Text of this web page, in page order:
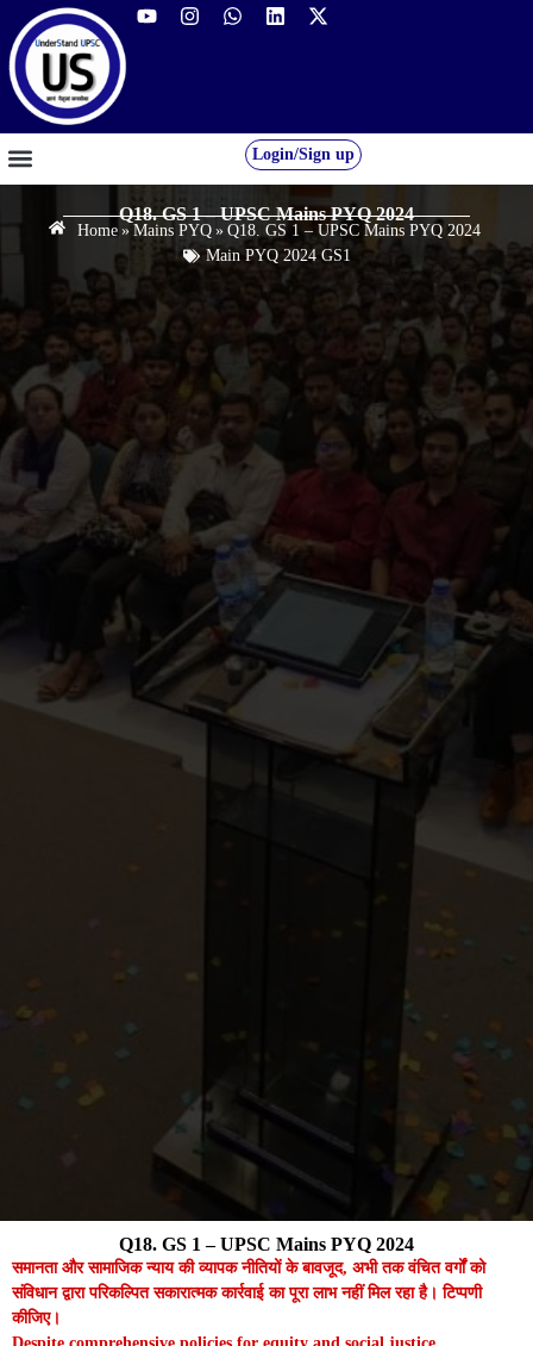
Login/Sign up
Q18. GS 1 – UPSC Mains PYQ 2024
Home » Mains PYQ » Q18. GS 1 – UPSC Mains PYQ 2024
Main PYQ 2024 GS1
समानता और सामाजिक न्याय की व्यापक नीतियों के बावजूद, अभी तक वंचित वर्गों को
संविधान द्वारा परिकल्पित सकारात्मक कार्रवाई का पूरा लाभ नहीं मिल रहा है। टिप्पणी
कीजिए।
Q18. GS 1 – UPSC Mains PYQ 2024